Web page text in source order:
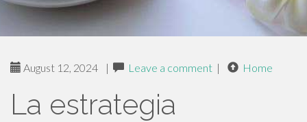
August 12, 2024 | Leave a comment | Home
La estrategia